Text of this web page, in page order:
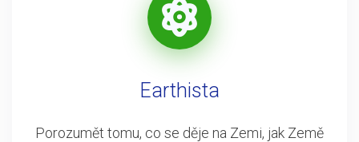
Earthista
Porozumět tomu, co se děje na Zemi, jak Země